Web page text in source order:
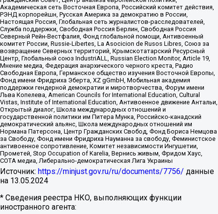
Академическая сеть Восточная Европа, Российский комитет действия,
РЭНД корпорейшн, Русская Америка за демократию в России,
Настоящая Россия, Глобальная сеть журналистов-расследователей,
Служба поддержки, Свободная Россия Берлин, Свободная Россия
Северный Рейн-Вестфалия, Фонд глобальной помощи, Антивоенный
комитет России, Russie-Libertes, La Asocicion de Rusos Libres, Союз за
возвращение Северных территорий, Крымскотатарский Ресурсный
Центр, Глобальный союз IndustriALL, Russian Election Monitor, Article 19,
Мнение медиа, Федерация анархического черного креста, Радио
Свободная Европа, Германское общество изучения Восточной Европы,
Фонд имени Фридриха Эберта, XZ gGmbH, Мобильная академия
поддержки гендерной демократии и миротворчества, Форум имени
Льва Копелева, American Councils for International Education, Cultural
Vistas, Institute of International Education, Антивоенное движение Антальи,
Открытый диалог, Школа международных отношений и
государственной политики им Питера Мунка, Российско-канадский
демократический альянс, Школа международных отношений им
Нормана Патерсона, Центр Гражданских Свобод, Фонд Бориса Немцова
за Свободу, Фонд имени Фридриха Науманна за свободу, Феминистское
антивоенное сопротивление, Комитет независимости Ингушетии,
Прометей, Stop Occupation of Karelia, Вернись живым, Фридом Хаус,
СОТА медиа, Либерально-демократическая Лига Украины
Источник: https://minjust.gov.ru/ru/documents/7756/ данные
на 13.05.2024
* Сведения реестра НКО, выполняющих функции
иностранного агента: